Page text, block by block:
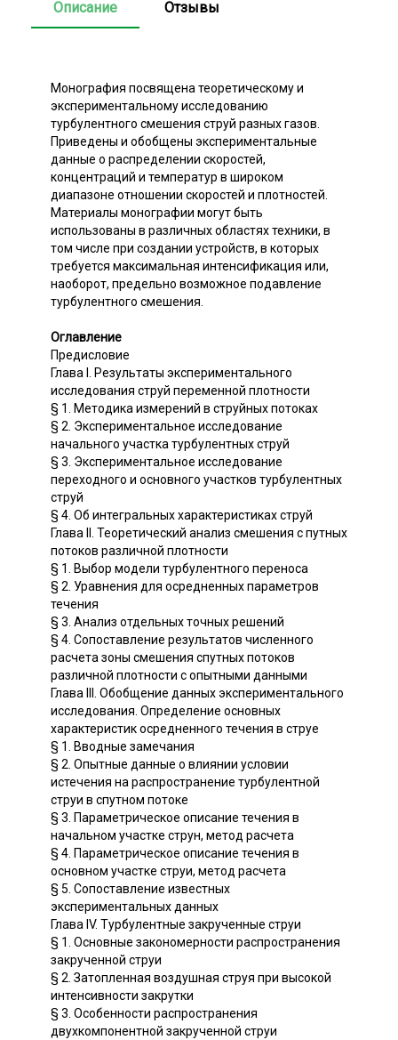
Описание Отзывы
Монография посвящена теоретическому и
экспериментальному исследованию
турбулентного смешения струй разных газов.
Приведены и обобщены экспериментальные
данные о распределении скоростей,
концентраций и температур в широком
диапазоне отношении скоростей и плотностей.
Материалы монографии могут быть
использованы в различных областях техники, в
том числе при создании устройств, в которых
требуется максимальная интенсификация или,
наоборот, предельно возможное подавление
турбулентного смешения.
Оглавление
Предисловие
Глава I. Результаты экспериментального
исследования струй переменной плотности
§ 1. Методика измерений в струйных потоках
§ 2. Экспериментальное исследование
начального участка турбулентных струй
§ 3. Экспериментальное исследование
переходного и основного участков турбулентных
струй
§ 4. Об интегральных характеристиках струй
Глава II. Теоретический анализ смешения с путных
потоков различной плотности
§ 1. Выбор модели турбулентного переноса
§ 2. Уравнения для осредненных параметров
течения
§ 3. Анализ отдельных точных решений
§ 4. Сопоставление результатов численного
расчета зоны смешения спутных потоков
различной плотности с опытными данными
Глава III. Обобщение данных экспериментального
исследования. Определение основных
характеристик осредненного течения в струе
§ 1. Вводные замечания
§ 2. Опытные данные о влиянии условии
истечения на распространение турбулентной
струи в спутном потоке
§ 3. Параметрическое описание течения в
начальном участке струн, метод расчета
§ 4. Параметрическое описание течения в
основном участке струи, метод расчета
§ 5. Сопоставление известных
экспериментальных данных
Глава IV. Турбулентные закрученные струи
§ 1. Основные закономерности распространения
закрученной струи
§ 2. Затопленная воздушная струя при высокой
интенсивности закрутки
§ 3. Особенности распространения
двухкомпонентной закрученной струи